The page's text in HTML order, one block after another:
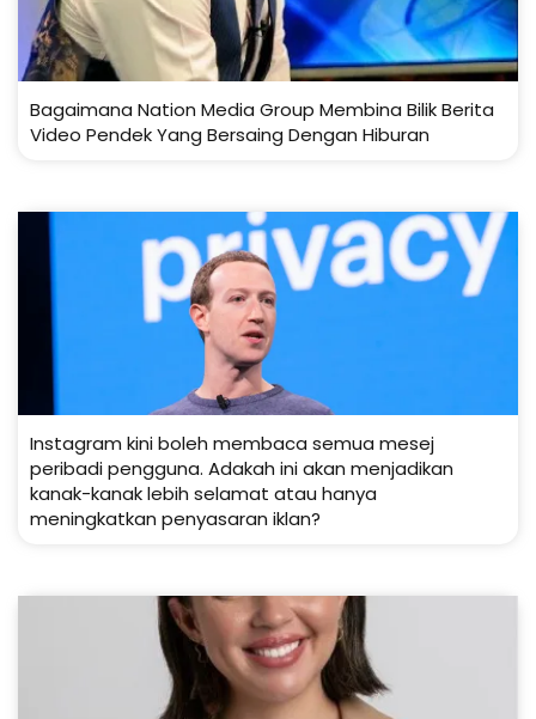
Bagaimana Nation Media Group Membina Bilik Berita
Video Pendek Yang Bersaing Dengan Hiburan
Instagram kini boleh membaca semua mesej
peribadi pengguna. Adakah ini akan menjadikan
kanak-kanak lebih selamat atau hanya
meningkatkan penyasaran iklan?